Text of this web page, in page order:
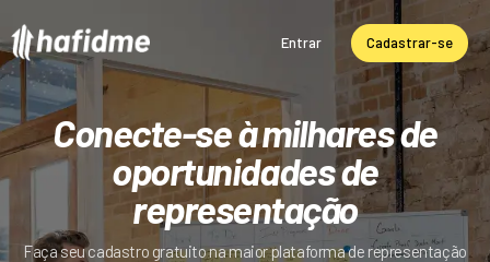
Entrar Cadastrar-se
Conecte-se à milhares de
oportunidades de
representação
Faça seu cadastro gratuito na maior plataforma de representação